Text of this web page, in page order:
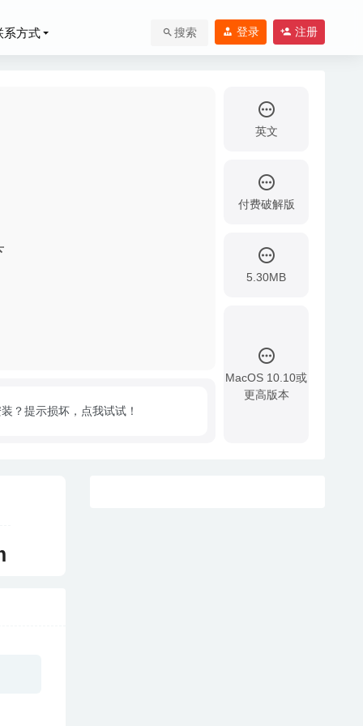
方式 搜索 登录 注册
英文
付费破解版
5.30MB
MacOS 10.10或
更高版本
？提示损坏，点我试试！